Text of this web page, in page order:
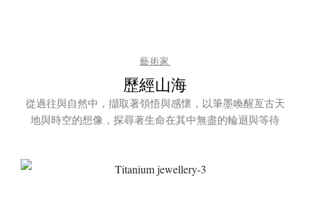
藝術家
歷經山海
從過往與自然中，擷取著領悟與感懷，以筆墨喚醒亙古天
地與時空的想像，探尋著生命在其中無盡的輪迴與等待